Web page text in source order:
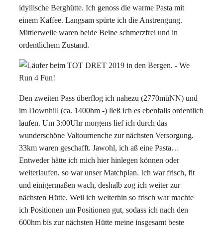
idyllische Berghütte. Ich genoss die warme Pasta mit
einem Kaffee. Langsam spürte ich die Anstrengung.
Mittlerweile waren beide Beine schmerzfrei und in
ordentlichem Zustand.
Den zweiten Pass überflog ich nahezu (2770müNN) und
im Downhill (ca. 1400hm -) ließ ich es ebenfalls ordentlich
laufen. Um 3:00Uhr morgens lief ich durch das
wunderschöne Valtournenche zur nächsten Versorgung.
33km waren geschafft. Jawohl, ich aß eine Pasta…
Entweder hätte ich mich hier hinlegen können oder
weiterlaufen, so war unser Matchplan. Ich war frisch, fit
und einigermaßen wach, deshalb zog ich weiter zur
nächsten Hütte. Weil ich weiterhin so frisch war machte
ich Positionen um Positionen gut, sodass ich nach den
600hm bis zur nächsten Hütte meine insgesamt beste